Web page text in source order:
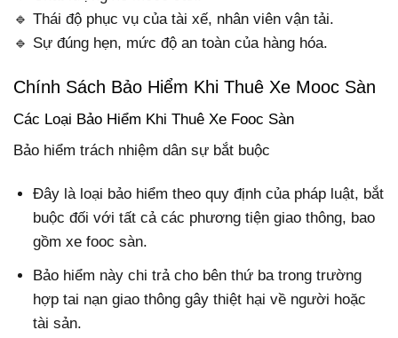
🔹 Thái độ phục vụ của tài xế, nhân viên vận tải.
🔹 Sự đúng hẹn, mức độ an toàn của hàng hóa.
Chính Sách Bảo Hiểm Khi Thuê Xe Mooc Sàn
Các Loại Bảo Hiểm Khi Thuê Xe Fooc Sàn
Bảo hiểm trách nhiệm dân sự bắt buộc
Đây là loại bảo hiểm theo quy định của pháp luật, bắt
buộc đối với tất cả các phương tiện giao thông, bao
gồm xe fooc sàn.
Bảo hiểm này chi trả cho bên thứ ba trong trường
hợp tai nạn giao thông gây thiệt hại về người hoặc
tài sản.